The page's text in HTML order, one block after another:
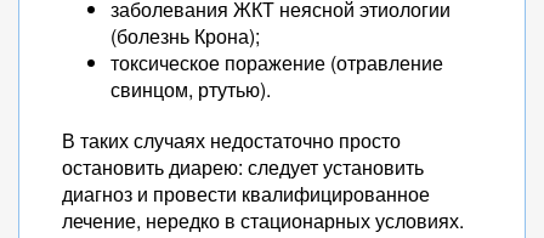
заболевания ЖКТ неясной этиологии
(болезнь Крона);
токсическое поражение (отравление
свинцом, ртутью).
В таких случаях недостаточно просто
остановить диарею: следует установить
диагноз и провести квалифицированное
лечение, нередко в стационарных условиях.